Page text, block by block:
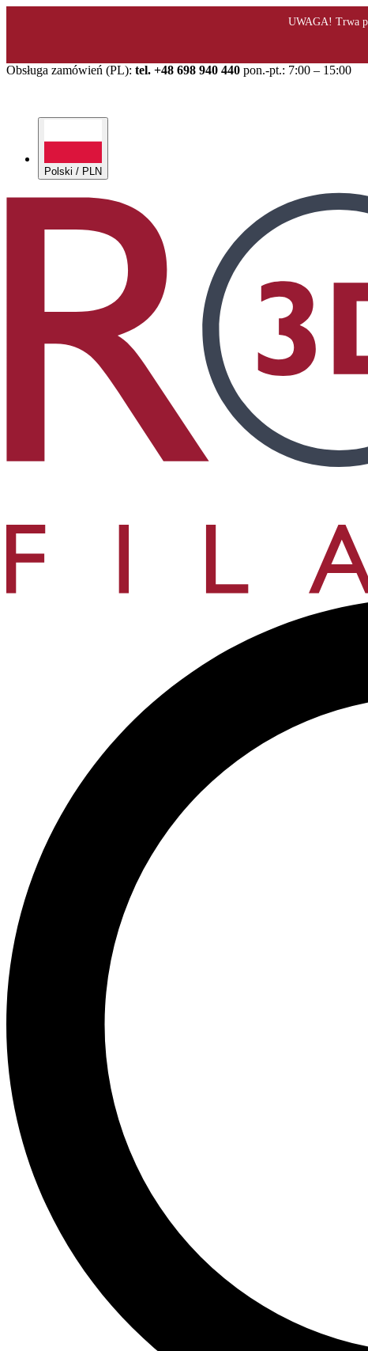
Obsługa zamówień (PL): tel. +48 698 940 440 pon.-pt.: 7:00 – 15:00
Polski / PLN